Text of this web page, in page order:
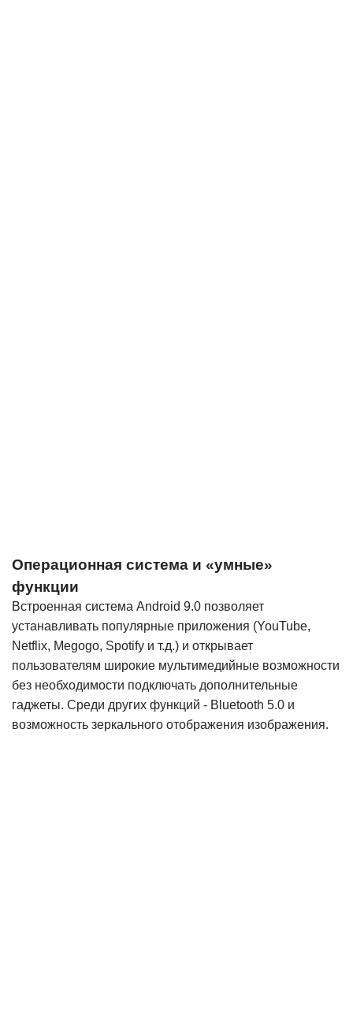
Операционная система и «умные»
функции
Встроенная система Android 9.0 позволяет
устанавливать популярные приложения (YouTube,
Netflix, Megogo, Spotify и т.д.) и открывает
пользователям широкие мультимедийные возможности
без необходимости подключать дополнительные
гаджеты. Среди других функций - Bluetooth 5.0 и
возможность зеркального отображения изображения.